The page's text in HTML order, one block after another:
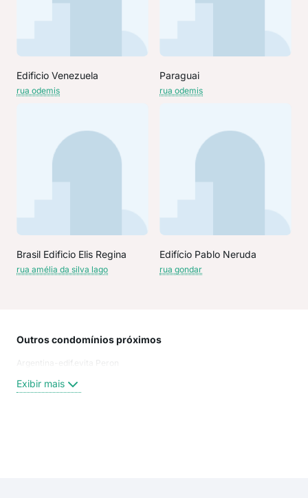
Edificio Venezuela
rua odemis
Paraguai
rua odemis
Brasil Edificio Elis Regina
rua amélia da silva lago
Edifício Pablo Neruda
rua gondar
Outros condomínios próximos
Argentina-edif.evita Peron
Exibir mais